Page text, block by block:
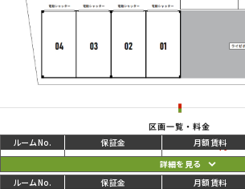
区画一覧・料金
01 70,400円 35,200円
02 70,400円 35,200円